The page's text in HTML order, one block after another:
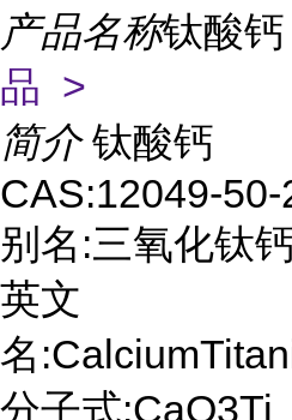
产品名称钛酸钙
品 >
简介 钛酸钙
CAS:12049-50-
别名:三氧化钛
英文
名
分子式:CaO3Ti